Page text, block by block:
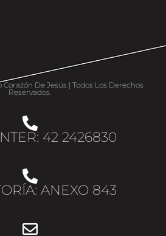
De Jesús | Todos Los Derechos
Reservados.
42 2426830
ANEXO 843